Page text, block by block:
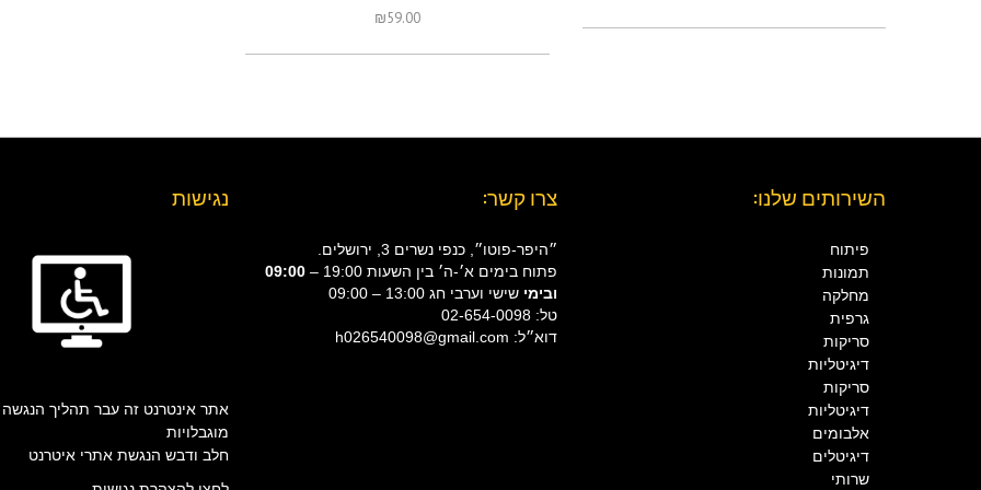
₪59.00
השירותים שלנו:
פיתוח
תמונות
מחלקה
גרפית
סריקות
דיגיטליות
סריקות
דיגיטליות
אלבומים
דיגיטלים
שרותי
צרו קשר:
״היפר-פוטו״, כנפי נשרים 3, ירושלים.
פתוח בימים א׳-ה׳ בין השעות 19:00 –
09:00
ובימי שישי וערבי חג 13:00 – 09:00
טל: 02-654-0098
דוא״ל: h026540098@gmail.com
נגישות
אתר אינטרנט זה עבר תהליך הנגשה
מוגבלויות
חלב ודבש הנגשת אתרי איטרנט